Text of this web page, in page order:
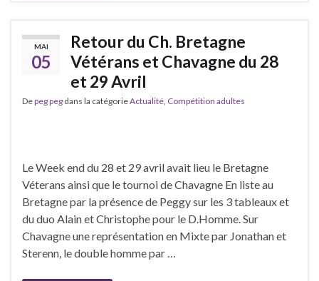
MAI
05
Retour du Ch. Bretagne
Vétérans et Chavagne du 28
et 29 Avril
Depeg peg dans la catégorieActualité Compétition adultes
Le Week end du 28 et 29 avril avait lieu le Bretagne
Véterans ainsi que le tournoi de Chavagne En liste au
Bretagne par la présence de Peggy sur les 3 tableaux et
du duo Alain et Christophe pour le D.Homme. Sur
Chavagne une représentation en Mixte par Jonathan et
Sterenn, le double homme par …